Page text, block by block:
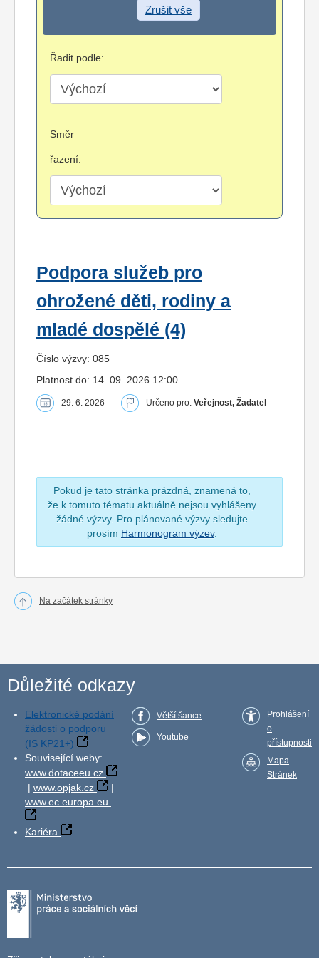
Zrušit vše
Řadit podle:
Směr
řazení:
Podpora služeb pro
ohrožené děti, rodiny a
mladé dospělé (4)
Číslo výzvy: 085
Platnost do: 14. 09. 2026 12:00
29. 6. 2026 Určeno pro: Veřejnost, Žadatel
Pokud je tato stránka prázdná, znamená to,
že k tomuto tématu aktuálně nejsou vyhlášeny
žádné výzvy. Pro plánované výzvy sledujte
prosím Harmonogram výzev.
Na začátek stránky
Důležité odkazy
Elektronické podání
žádosti o podporu
(IS KP21+)
Související weby:
www.dotaceeu.cz
| www.opjak.cz
|
www.ec.europa.eu
Kariéra
Větší šance
Youtube
Prohlášení
o
přístupnosti
Mapa
Stránek